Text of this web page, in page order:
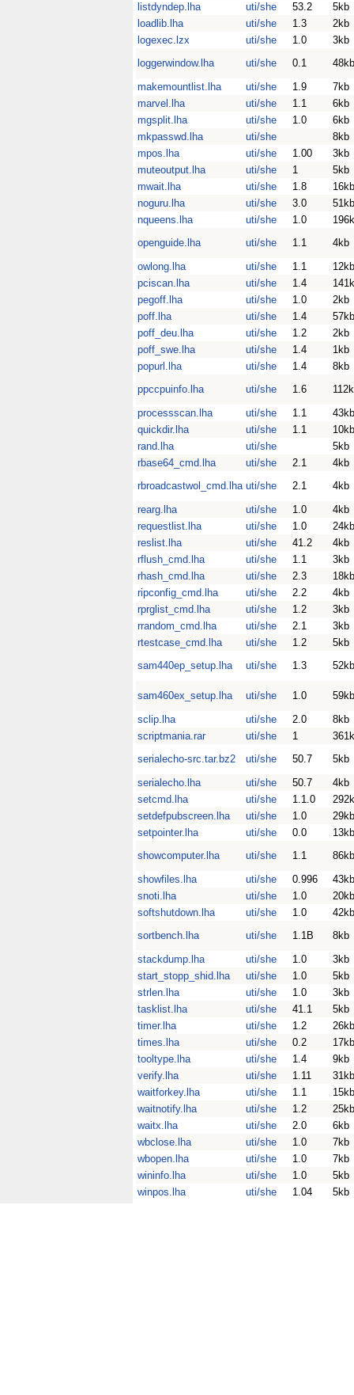
listdyndep.lha
uti/she 53.2
5kb
loadlib.lha
uti/she 1.3
2kb
logexec.lzx
uti/she 1.0
3kb
loggerwindow.lha
uti/she 0.1
48kb
makemountlist.lha
uti/she 1.9
7kb
marvel.lha
uti/she 1.1
6kb
mgsplit.lha
uti/she 1.0
6kb
mkpasswd.lha
uti/she
8kb
mpos.lha
uti/she 1.00
3kb
muteoutput.lha
uti/she 1
5kb
mwait.lha
uti/she 1.8
16kb
noguru.lha
uti/she 3.0
51kb
nqueens.lha
uti/she 1.0
openguide.lha
uti/she 1.1
4kb
owlong.lha
uti/she 1.1
12kb
pciscan.lha
uti/she 1.4
pegoff.lha
uti/she 1.0
2kb
poff.lha
uti/she 1.4
57kb
poff_deu.lha
uti/she 1.2
2kb
poff_swe.lha
uti/she 1.4
1kb
popurl.lha
uti/she 1.4
8kb
ppccpuinfo.lha
uti/she 1.6
processscan.lha
uti/she 1.1
43kb
quickdir.lha
uti/she 1.1
10kb
rand.lha
uti/she
5kb
rbase64_cmd.lha
uti/she 2.1
4kb
rbroadcastwol_cmd.lha uti/she 2.1
4kb
rearg.lha
uti/she 1.0
4kb
requestlist.lha
uti/she 1.0
24kb
reslist.lha
uti/she 41.2
4kb
rflush_cmd.lha
uti/she 1.1
3kb
rhash_cmd.lha
uti/she 2.3
18kb
ripconfig_cmd.lha
uti/she 2.2
4kb
rprglist_cmd.lha
uti/she 1.2
3kb
rrandom_cmd.lha
uti/she 2.1
3kb
rtestcase_cmd.lha
uti/she 1.2
5kb
sam440ep_setup.lha
uti/she 1.3 52kb
sam460ex_setup.lha uti/she 1.0
59kb
sclip.lha
uti/she 2.0
8kb
scriptmania.rar
uti/she 1
serialecho-src.tar.bz2
uti/she 50.7
5kb
serialecho.lha
uti/she 50.7
4kb
setcmd.lha
uti/she 1.1.0
setdefpubscreen.lha
uti/she 1.0
29kb
setpointer.lha
uti/she 0.0
13kb
showcomputer.lha
uti/she 1.1
86kb
showfiles.lha
uti/she 0.996
43kb
snoti.lha
uti/she 1.0
20kb
softshutdown.lha
uti/she 1.0
42kb
sortbench.lha
uti/she 1.1B
8kb
stackdump.lha
uti/she 1.0
3kb
start_stopp_shid.lha
uti/she 1.0
5kb
strlen.lha
uti/she 1.0
3kb
tasklist.lha
uti/she 41.1
5kb
timer.lha
uti/she 1.2
26kb
times.lha
uti/she 0.2
17kb
tooltype.lha
uti/she 1.4
9kb
verify.lha
uti/she 1.11
31kb
waitforkey.lha
uti/she 1.1
15kb
waitnotify.lha
uti/she 1.2
25kb
waitx.lha
uti/she 2.0
6kb
wbclose.lha
uti/she 1.0
7kb
wbopen.lha
uti/she 1.0
7kb
wininfo.lha
uti/she 1.0
5kb
winpos.lha
uti/she 1.04 5kb